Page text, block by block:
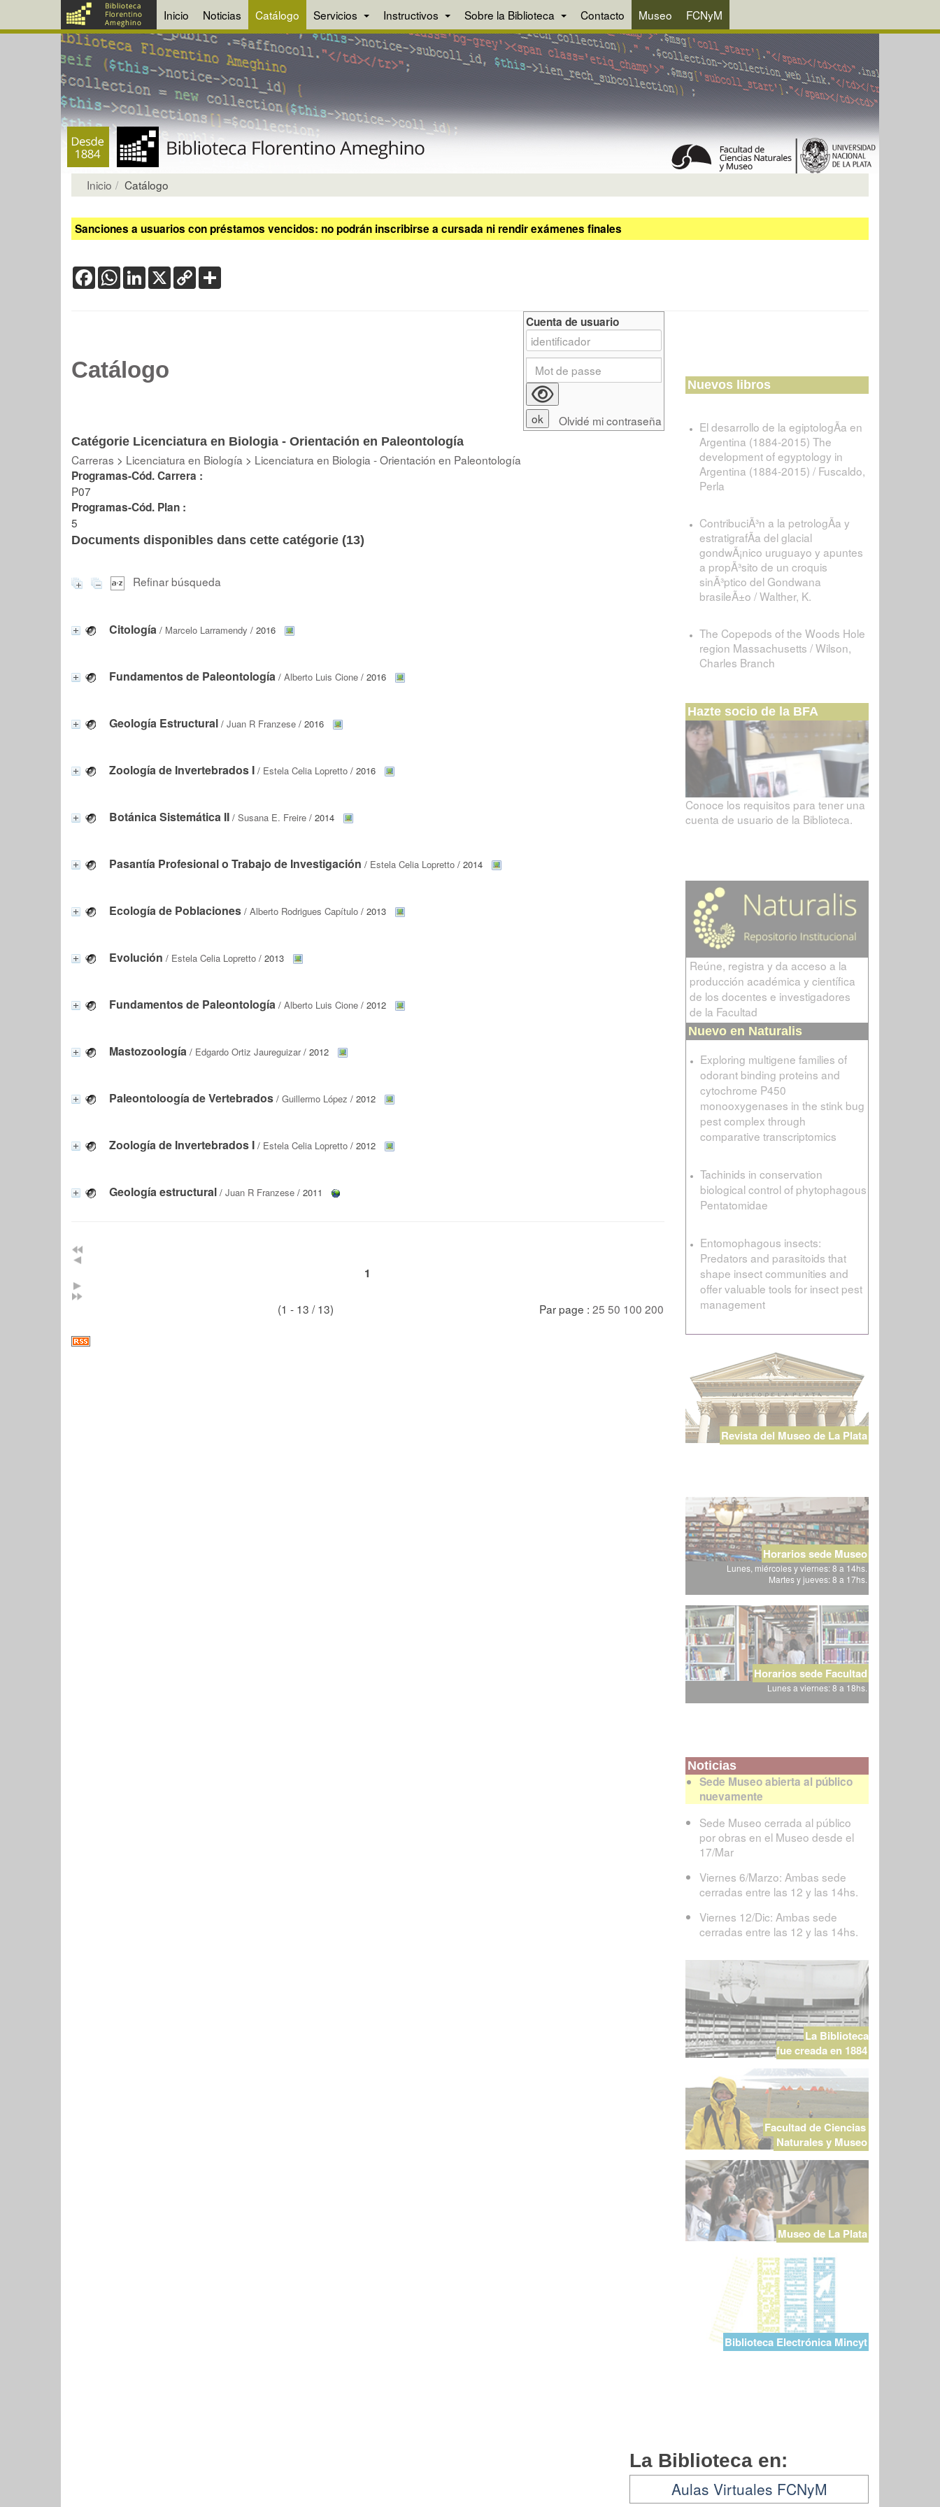
Inicio Noticias Catálogo Servicios Instructivos Sobre la Biblioteca Contacto Museo FCNyM
Inicio Catálogo
Sanciones a usuarios con préstamos vencidos: no podrán inscribirse a cursada ni rendir exámenes finales
FacebookWhatsApp
LinkedIn
X Copy
Link
Catálogo
Catégorie Licenciatura en Biologia - Orientación en Paleontología
Carreras > Licenciatura en Biología > Licenciatura en Biologia - Orientación en Paleontología
Programas-Cód. Carrera :
P07
Programas-Cód. Plan :
5
Documents disponibles dans cette catégorie (13)
Refinar búsqueda
Citología / Marcelo Larramendy / 2016
Fundamentos de Paleontología / Alberto Luis Cione / 2016
Geología Estructural / Juan R Franzese / 2016
Zoología de Invertebrados I / Estela Celia Lopretto / 2016
Botánica Sistemática II / Susana E. Freire / 2014
Pasantía Profesional o Trabajo de Investigación / Estela Celia Lopretto / 2014
Ecología de Poblaciones / Alberto Rodrigues Capítulo / 2013
Evolución / Estela Celia Lopretto / 2013
Fundamentos de Paleontología / Alberto Luis Cione / 2012
Mastozoología / Edgardo Ortiz Jaureguizar/ 2012
Paleontoloogía de Vertebrados / Guillermo López / 2012
Zoología de Invertebrados I / Estela Celia Lopretto / 2012
Geología estructural / Juan R Franzese / 2011
1
(1 - 13 / 13) Par page : 25 50 100 200
Cuenta de usuario
Olvidé mi contraseña
Nuevos libros
El desarrollo de la egiptologÃ­a en
Argentina (1884-2015) The
development of egyptology in
Argentina (1884-2015) / Fuscaldo,
Perla
ContribuciÃ³n a la petrologÃ­a y
estratigrafÃ­a del glacial
gondwÃ¡nico uruguayo y apuntes
a propÃ³sito de un croquis
sinÃ³ptico del Gondwana
brasileÃ±o / Walther, K.
The Copepods of the Woods Hole
region Massachusetts / Wilson,
Charles Branch
Hazte socio de la BFA
Conoce los requisitos para tener una
cuenta de usuario de la Biblioteca.
Reúne, registra y da acceso a la
producción académica y científica
de los docentes e investigadores
de la Facultad
Nuevo en Naturalis
Exploring multigene families of
odorant binding proteins and
cytochrome P450
monooxygenases in the stink bug
pest complex through
comparative transcriptomics
Tachinids in conservation
biological control of phytophagous
Pentatomidae
Entomophagous insects:
Predators and parasitoids that
shape insect communities and
offer valuable tools for insect pest
management
Revista del Museo de La Plata
Horarios sede Museo
Lunes, miércoles y viernes: 8 a 14hs.
Martes y jueves: 8 a 17hs.
Horarios sede Facultad
Lunes a viernes: 8 a 18hs.
Noticias
Sede Museo abierta al público
nuevamente
Sede Museo cerrada al público
por obras en el Museo desde el
17/Mar
Viernes 6/Marzo: Ambas sede
cerradas entre las 12 y las 14hs.
Viernes 12/Dic: Ambas sede
cerradas entre las 12 y las 14hs.
La Biblioteca
fue creada en 1884
Facultad de Ciencias
Naturales y Museo
Museo de La Plata
Biblioteca Electrónica Mincyt
La Biblioteca en:
Aulas Virtuales FCNyM